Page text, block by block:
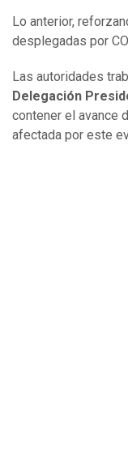
Lo anterior,
desplegadas por
Las autoridades
Delegación
contener el avance
afectada por este